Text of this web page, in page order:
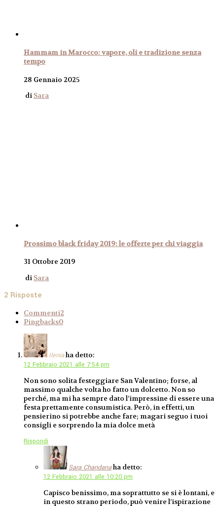
Hammam in Marocco: vapore, oli e tradizione senza
tempo
28 Gennaio 2025
di Sara
Prossimo black friday 2019: le offerte per chi viaggia
31 Ottobre 2019
di Sara
2 Risposte
Commenti2
Pingbacks0
Ileniaha detto:
12 Febbraio 2021 alle 7:54 pm
Non sono solita festeggiare San Valentino; forse, al
massimo qualche volta ho fatto un dolcetto. Non so
perché, ma mi ha sempre dato l’impressine di essere una
festa prettamente consumistica. Però, in effetti, un
pensierino si potrebbe anche fare; magari seguo i tuoi
consigli e sorprendo la mia dolce metà
Rispondi
Sara Chandanaha detto:
12 Febbraio 2021 alle 10:20 pm
Capisco benissimo, ma soprattutto se si è lontani, e
in questo strano periodo, può venire l’ispirazione